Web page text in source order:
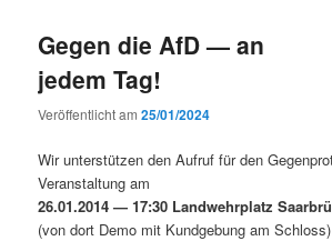
Gegen die AfD — an
jedem Tag!
Veröffentlicht am25/01/2024
Wir unter­stützen den Aufruf für den
Ver­anstal­tung am
26.01.2014 — 17:30 Landwehrplatz
(von dort Demo mit Kundge­bung am Schloss)